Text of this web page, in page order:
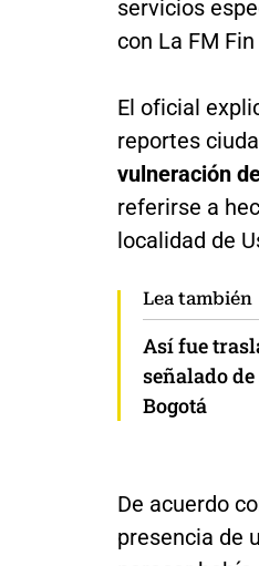
servicios
con La FM
El oficial
reportes
vulneración
referirse a
localidad de
Lea también
Así fue
señalado
Bogotá
De acuerdo
presencia de